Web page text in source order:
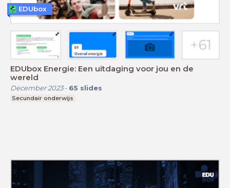
EDUbox Energie: Een uitdaging voor jou en de
wereld
December 2023- 65 slides
Secundair onderwijs
EDUbox